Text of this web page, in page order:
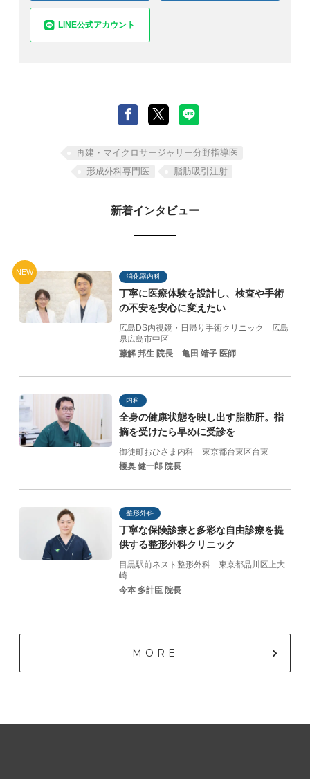
LINE公式アカウント
再建・マイクロサージャリー分野指導医
形成外科専門医
脂肪吸引注射
新着インタビュー
NEW
消化器内科
丁寧に医療体験を設計し、 検査や手術
の不安を安心に変えたい
広島DS内視鏡・日帰り手術クリニック 広島
県広島市中区
藤解 邦生 院長
亀田 靖子 医師
内科
全身の健康状態を映し出す脂肪肝。指
摘を受けたら早めに受診を
御徒町おひさま内科 東京都台東区台東
榎奥 健一郎 院長
整形外科
丁寧な保険診療と多彩な自由診療を提
供する整形外科クリニック
目黒駅前ネスト整形外科 東京都品川区上大
崎
今本 多計臣 院長
MORE